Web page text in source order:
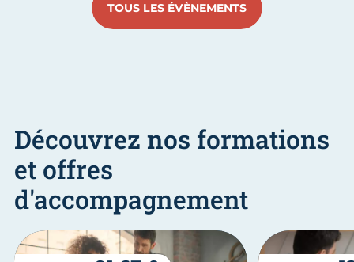
TOUS LES ÉVÈNEMENTS
Découvrez nos formations
et offres
d'accompagnement